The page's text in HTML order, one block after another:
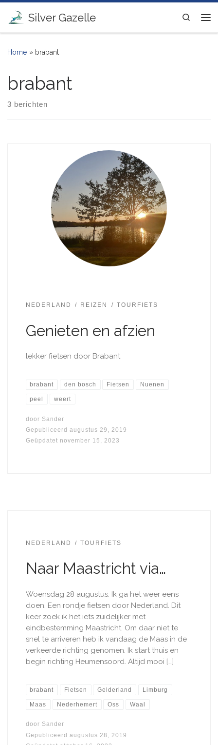
Ga naar inhoud
Silver Gazelle
Search
Home » brabant
brabant
3 berichten
NEDERLAND REIZEN TOURFIETS
Genieten en afzien
lekker fietsen door Brabant
brabant den bosch Fietsen Nuenen
peel weert
door Sander
Gepubliceerd augustus 29, 2019
Geüpdatet november 15, 2023
NEDERLAND TOURFIETS
Naar Maastricht via…
Woensdag 28 augustus. Ik ga het weer eens
doen. Een rondje fietsen door Nederland. Dit
keer zoek ik het iets zuidelijker met
eindbestemming Maastricht. Om daar niet te
snel te arriveren heb ik vandaag de Maas in de
verkeerde richting genomen. Ik start thuis en
begin richting Heumensoord. Altijd mooi […]
brabant Fietsen Gelderland Limburg
Maas Nederhemert Oss Waal
door Sander
Gepubliceerd augustus 28, 2019